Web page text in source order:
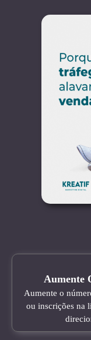
Aumente
Aumente o
ou inscrições na